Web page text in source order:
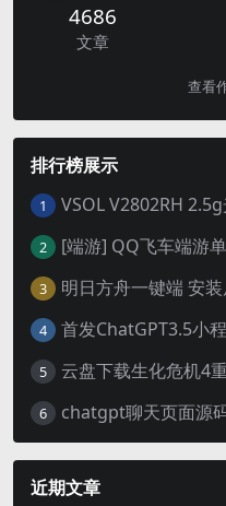
4686
文章
查看
排行榜展示
1
2
3 明日方舟一键端 安
4 首发ChatGPT3.5小
5
6 chatgpt聊天页面源
近期文章